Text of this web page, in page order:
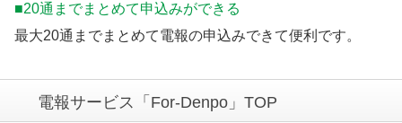
■20通までまとめて申込みができる
最大20通までまとめて電報の申込みできて便利です。
電報サービス「For-Denpo」TOP